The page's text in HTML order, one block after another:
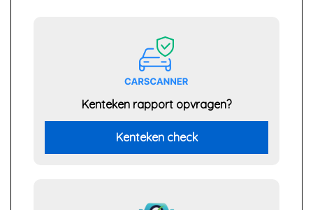
Kenteken rapport opvragen?
Kenteken check